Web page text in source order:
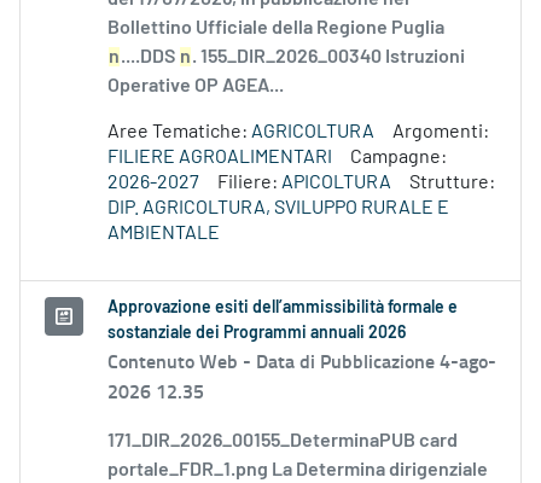
Bollettino Ufficiale della Regione Puglia
n....DDS n. 155_DIR_2026_00340 Istruzioni
Operative OP AGEA...
Aree Tematiche: AGRICOLTURA
Argomenti:
FILIERE AGROALIMENTARI
Campagne:
2026-2027
Filiere: APICOLTURA
Strutture:
DIP. AGRICOLTURA, SVILUPPO RURALE E
AMBIENTALE
Approvazione esiti dell’ammissibilità formale e
sostanziale dei Programmi annuali 2026
Contenuto Web - Data di Pubblicazione 4-ago-
2026 12.35
171_DIR_2026_00155_DeterminaPUB card
portale_FDR_1.png La Determina dirigenziale